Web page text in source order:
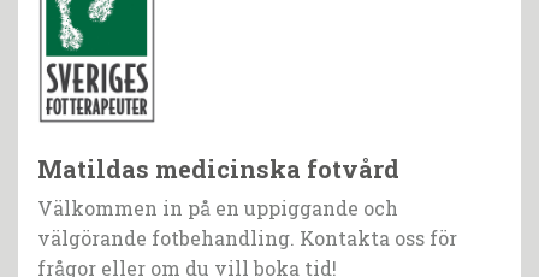
Matildas medicinska fotvård
Välkommen in på en uppiggande och
välgörande fotbehandling. Kontakta oss för
frågor eller om du vill boka tid!